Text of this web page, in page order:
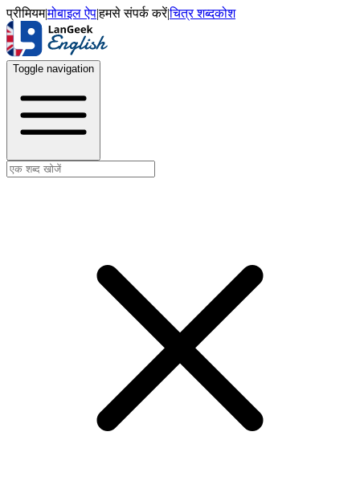
प्रीमियम|मोबाइल ऐप|हमसे संपर्क करें|चित्र शब्दकोश
Toggle navigation